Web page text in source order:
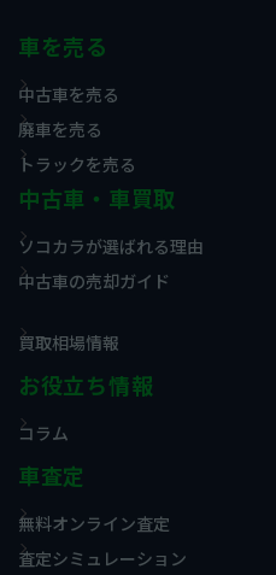
車を売る
中古車を売る
廃車を売る
トラックを売る
中古車・車買取
ソコカラが選ばれる理由
中古車の売却ガイド
買取相場情報
お役立ち情報
コラム
車査定
無料オンライン査定
査定シミュレーション